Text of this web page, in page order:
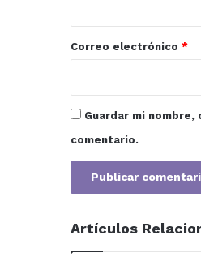
*
Correo electrónico *
Guardar mi
comentario.
Artículos